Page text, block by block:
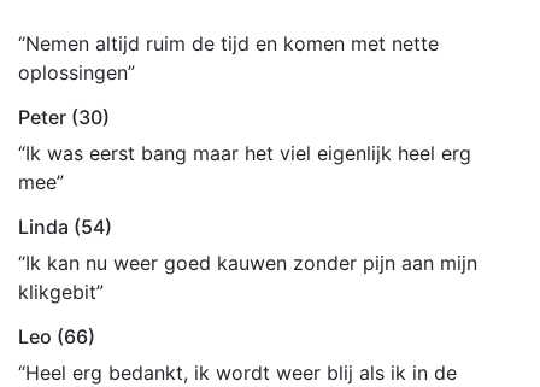
“Nemen altijd ruim de tijd en komen met nette
oplossingen”
Peter (30)
“Ik was eerst bang maar het viel eigenlijk heel erg
mee”
Linda (54)
“Ik kan nu weer goed kauwen zonder pijn aan mijn
klikgebit”
Leo (66)
“Heel erg bedankt, ik wordt weer blij als ik in de